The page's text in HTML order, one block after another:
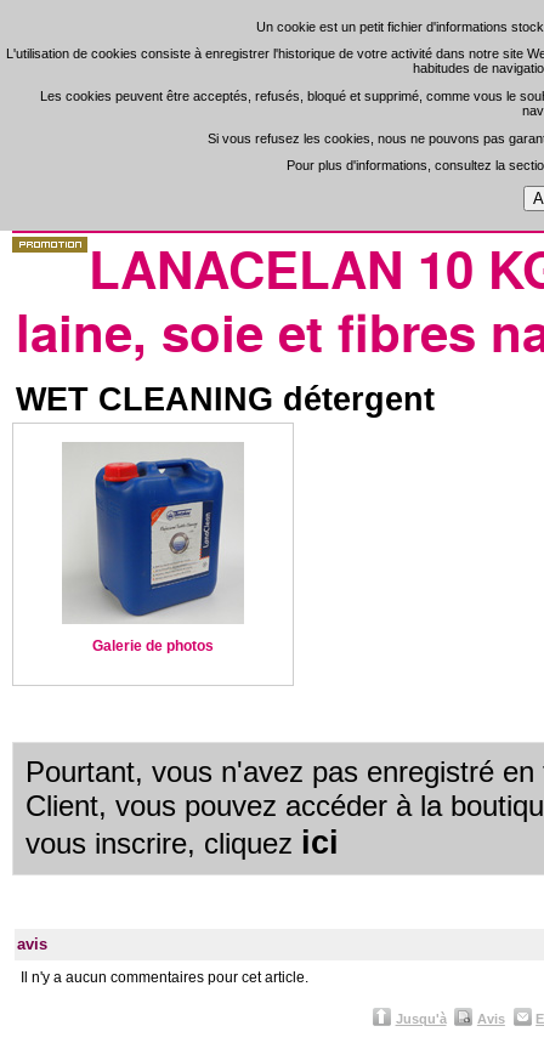
Un cookie est un petit fichier d'informations
L'utilisation de cookies consiste à enregistrer l'historique de votre activité dans notre site
habitudes de
Les cookies peuvent être acceptés, refusés, bloqué et supprimé, comme vous le
Si vous refusez les cookies, nous ne pouvons pas
Pour plus d'informations, consultez la
Un cookie est un petit fichier d'informations
L'utilisation de cookies consiste à enregistrer l'historique de votre activité dans notre site
habitudes de
Les cookies peuvent être acceptés, refusés, bloqué et supprimé, comme vous le
Si vous refusez les cookies, nous ne pouvons pas
Pour plus d'informations, consultez la
Open Clean
LANACELAN 10
laine, soie et fibres
WET CLEANING détergent
Galerie de photos
Pourtant, vous n'avez pas enregistré
Client, vous pouvez accéder à la
vous inscrire, cliquez ici
avis
Il n'y a aucun commentaires pour cet article.
Jusqu'à Avis
S'enregistrer-